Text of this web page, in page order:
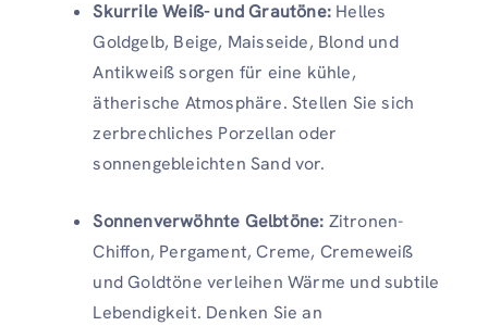
Skurrile Weiß- und Grautöne: Helles
Goldgelb, Beige, Maisseide, Blond und
Antikweiß sorgen für eine kühle,
ätherische Atmosphäre. Stellen Sie sich
zerbrechliches Porzellan oder
sonnengebleichten Sand vor.
Sonnenverwöhnte Gelbtöne: Zitronen-
Chiffon, Pergament, Creme, Cremeweiß
und Goldtöne verleihen Wärme und subtile
Lebendigkeit. Denken Sie an